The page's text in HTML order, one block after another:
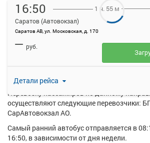
16:50
Саратов (Автовокзал)
Саратов АВ, ул. Московская, д. 170
1 ч. 55 м
Детали рейса
— руб.
На данной странице вы можете
купить билет онлайн на автобус Саратов
Урицкое с. пов..
пов. курсирует в среднем 3 рейса.
Перевозку пассажиров по данному
осуществляют следующие перевозчики:
СарАвтовокзал АО.
Самый ранний автобус отправляется в
16:50, в зависимости от дня недели.